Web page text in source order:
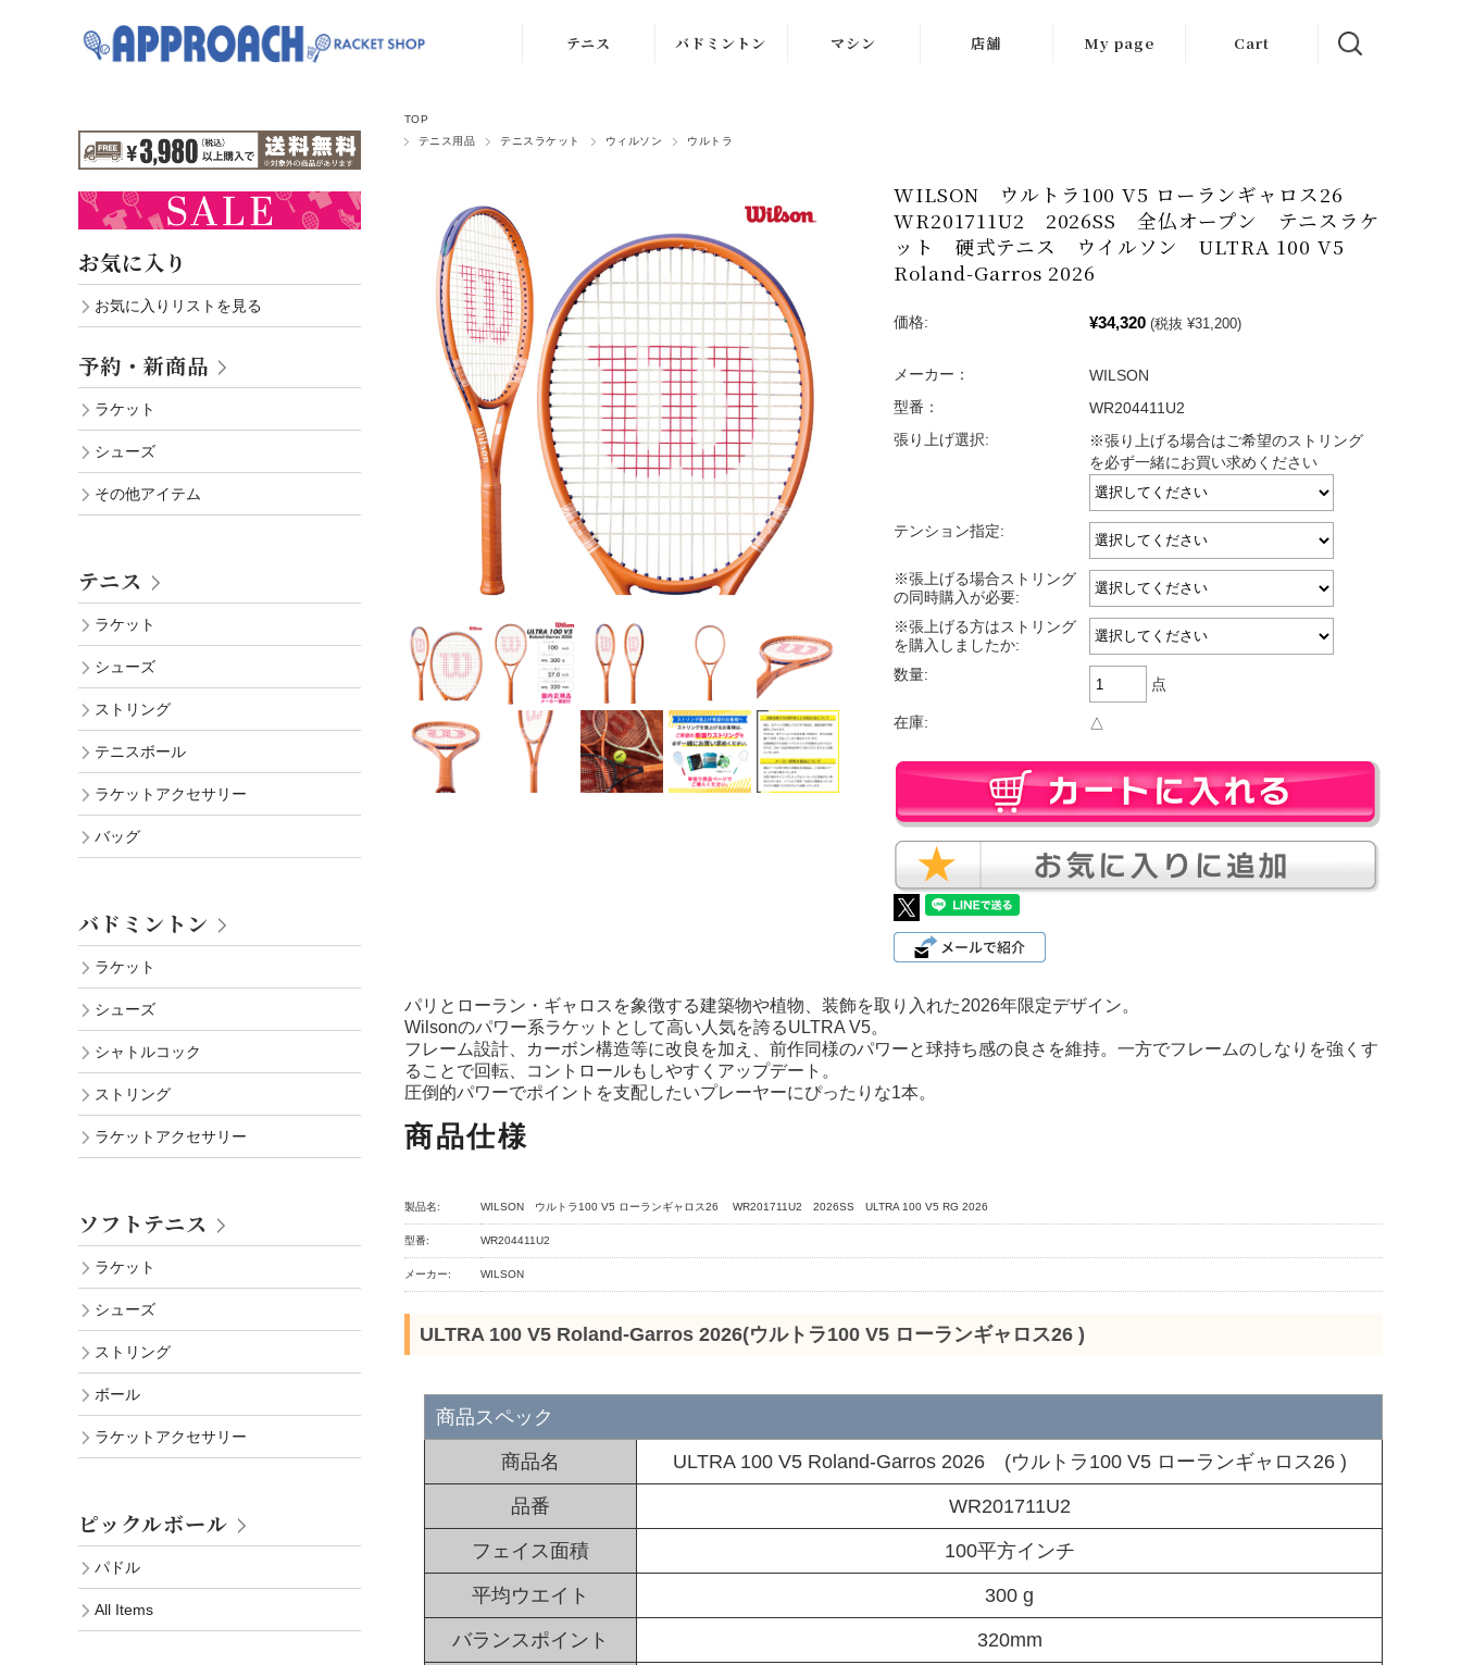
テニス
シューズ
テニスボール
ウェア
アクセサリ
バッグ
バドミントン
シューズ
シャトルコック
ウェア
アクセサリ
マシン
マシン紹介動画
修理メンテナンス
店舗
岐阜店
My page Cart
TOP
テニス用品
テニスラケット ウィルソン ウルトラ
WILSON ウルトラ100 V5 ローランギャロス26
WR201711U2 2026SS 全仏オープン テニスラケ
ット 硬式テニス ウイルソン ULTRA 100 V5
Roland-Garros 2026
価格: ¥34,320 (税抜 ¥31,200)
メーカー：
WILSON
型番：
WR204411U2
張り上げ選択:
※張り上げる場合はご希望のストリング
を必ず一緒にお買い求めください
テンション指定:
※張上げる場合ストリング
の同時購入が必要:
※張上げる方はストリング
を購入しましたか:
数量:
点
在庫: △
パリとローラン・ギャロスを象徴する建築物や植物、装飾を取り入れた2026年限定デザイン。
Wilsonのパワー系ラケットとして高い人気を誇るULTRA V5。
フレーム設計、カーボン構造等に改良を加え、前作同様のパワーと球持ち感の良さを維持。一方でフレームのしなりを強くす
ることで回転、コントロールもしやすくアップデート。
圧倒的パワーでポイントを支配したいプレーヤーにぴったりな1本。
商品仕様
製品名: WILSON ウルトラ100 V5 ローランギャロス26 WR201711U2 2026SS ULTRA 100 V5 RG 2026
型番: WR204411U2
メーカー: WILSON
ULTRA 100 V5 Roland-Garros 2026(ウルトラ100 V5 ローランギャロス26 )
商品スペック
商品名 ULTRA 100 V5 Roland-Garros 2026 (ウルトラ100 V5 ローランギャロス26 )
品番 WR201711U2
フェイス面積 100平方インチ
平均ウエイト 300 g
バランスポイント 320mm
お気に入り
お気に入りリストを見る
予約・新商品
ラケット
シューズ
その他アイテム
テニス
ラケット
シューズ
ストリング
テニスボール
ラケットアクセサリー
バッグ
バドミントン
ラケット
シューズ
シャトルコック
ストリング
ラケットアクセサリー
ソフトテニス
ラケット
シューズ
ストリング
ボール
ラケットアクセサリー
ピックルボール
パドル
All Items